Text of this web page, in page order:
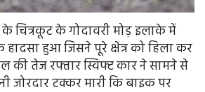
चित्रकूट के गोदावरी मोड़ इलाके में
हुआ जिसने पूरे क्षेत्र को हिला कर
की तेज रफ्तार स्विफ्ट कार ने सामने से
जोरदार टक्कर मारी कि बाइक पर